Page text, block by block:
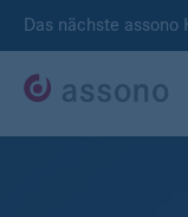
Das nächste